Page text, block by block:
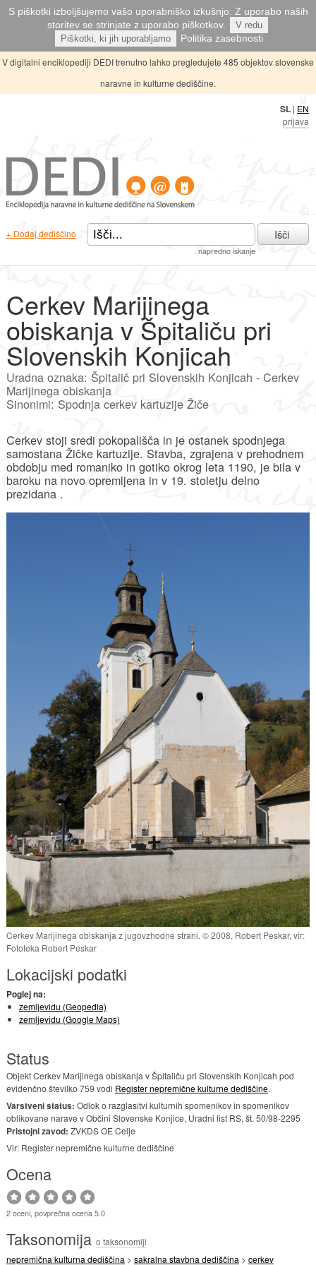
S piškotki izboljšujemo vašo uporabniško izkušnjo. Z uporabo naših
storitev se strinjate z uporabo piškotkov.
V redu
Piškotki, ki jih uporabljamo
Politika zasebnosti
V digitalni enciklopediji DEDI trenutno lahko pregledujete 485 objektov slovenske
naravne in kulturne dediščine.
SL | EN
prijava
+ Dodaj dediščino
napredno iskanje
Išči
Cerkev Marijinega
obiskanja v Špitaliču pri
Slovenskih Konjicah
Uradna oznaka: Špitalič pri Slovenskih Konjicah - Cerkev
Marijinega obiskanja
Sinonimi: Spodnja cerkev kartuzije Žiče
Cerkev stoji sredi pokopališča in je ostanek spodnjega
samostana Žičke kartuzije. Stavba, zgrajena v prehodnem
obdobju med romaniko in gotiko okrog leta 1190, je bila v
baroku na novo opremljena in v 19. stoletju delno
prezidana .
Cerkev Marijinega obiskanja z jugovzhodne strani. © 2008, Robert Peskar, vir:
Fototeka Robert Peskar
Lokacijski podatki
Poglej na:
zemljevidu (Geopedia)
zemljevidu (Google Maps)
Status
Objekt Cerkev Marijinega obiskanja v Špitaliču pri Slovenskih Konjicah pod
evidenčno številko 759 vodi Register nepremične kulturne dediščine.
Varstveni status: Odlok o razglasitvi kulturnih spomenikov in spomenikov
oblikovane narave v Občini Slovenske Konjice, Uradni list RS, št. 50/98-2295
Pristojni zavod: ZVKDS OE Celje
Vir: Register nepremične kulturne dediščine
Ocena
2 oceni, povprečna ocena 5.0
Taksonomija o taksonomiji
nepremična kulturna dediščina > sakralna stavbna dediščina > cerkev